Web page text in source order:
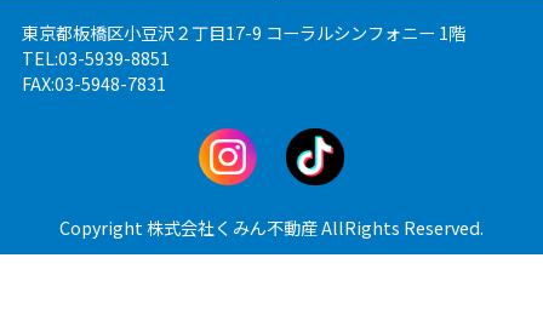
東京都板橋区小豆沢２丁目17-9 コーラルシンフォニー 1階
TEL:03-5939-8851
FAX:03-5948-7831
Copyright 株式会社くみん不動産 AllRights Reserved.